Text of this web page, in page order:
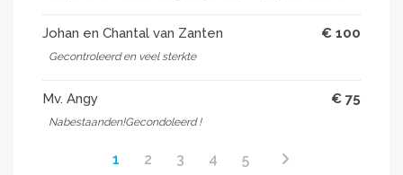
Johan en Chantal van Zanten € 100
Gecontroleerd en veel sterkte
Mv. Angy € 75
Nabestaanden!Gecondoleerd !
1 2 3 4 5